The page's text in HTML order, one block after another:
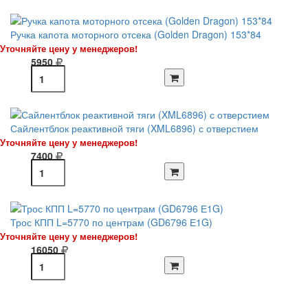
Ручка капота моторного отсека (Golden Dragon) 153*84
Уточняйте цену у менеджеров!
5950
Сайлентблок реактивной тяги (XML6896) с отверстием
Уточняйте цену у менеджеров!
7400
Трос КПП L=5770 по центрам (GD6796 Е1G)
Уточняйте цену у менеджеров!
16050